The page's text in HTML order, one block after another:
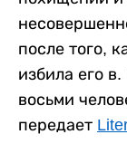
после того,
избила его
восьми
передает